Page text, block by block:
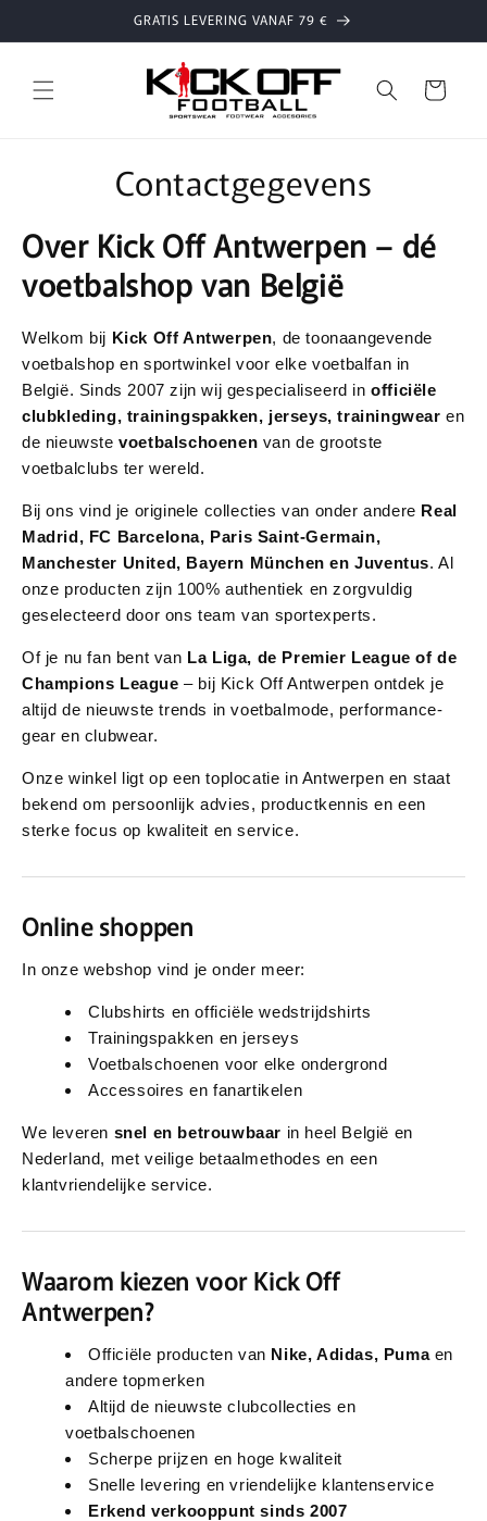
content
GRATIS LEVERING VANAF 79 €
Winkelwagen
Contactgegevens
Over Kick Off Antwerpen – dé
voetbalshop van België
Welkom bij Kick Off Antwerpen, de toonaangevende
voetbalshop en sportwinkel voor elke voetbalfan in
België. Sinds 2007 zijn wij gespecialiseerd inofficiële
clubkleding, trainingspakken, jerseys, trainingwear en
de nieuwstevoetbalschoenen van de grootste
voetbalclubs ter wereld.
Bij ons vind je originele collecties van onder andere Real
Madrid, FC Barcelona, Paris Saint-Germain,
Manchester United, Bayern München en Juventus. Al
onze producten zijn 100% authentiek en zorgvuldig
geselecteerd door ons team van sportexperts.
Of je nu fan bent van La Liga, de Premier League of de
Champions League – bij Kick Off Antwerpen ontdek je
altijd de nieuwste trends in voetbalmode, performance-
gear en clubwear.
Onze winkel ligt op een toplocatie in Antwerpen en staat
bekend om persoonlijk advies, productkennis en een
sterke focus op kwaliteit en service.
Online shoppen
In onze webshop vind je onder meer:
Clubshirts en officiële wedstrijdshirts
Trainingspakken en jerseys
Voetbalschoenen voor elke ondergrond
Accessoires en fanartikelen
We leveren snel en betrouwbaar in heel België en
Nederland, met veilige betaalmethodes en een
klantvriendelijke service.
Waarom kiezen voor Kick Off
Antwerpen?
Officiële producten van Nike, Adidas, Pumaen
andere topmerken
Altijd de nieuwste clubcollecties en
voetbalschoenen
Scherpe prijzen en hoge kwaliteit
Snelle levering en vriendelijke klantenservice
Erkend verkooppunt sinds 2007